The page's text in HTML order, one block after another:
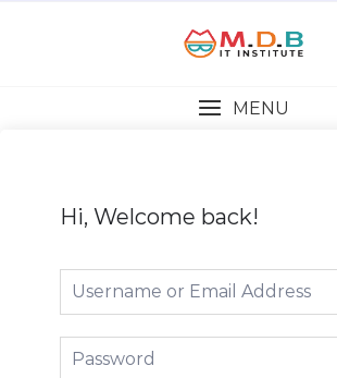
MENU
Hi, Welcome back!